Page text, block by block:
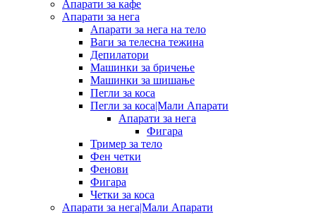
Апарати за кафе
Апарати за нега
Апарати за нега на тело
Ваги за телесна тежина
Депилатори
Машинки за бричење
Машинки за шишање
Пегли за коса
Пегли за коса|Мали Апарати
Апарати за нега
Фигара
Тример за тело
Фен четки
Фенови
Фигара
Четки за коса
Апарати за нега|Мали Апарати